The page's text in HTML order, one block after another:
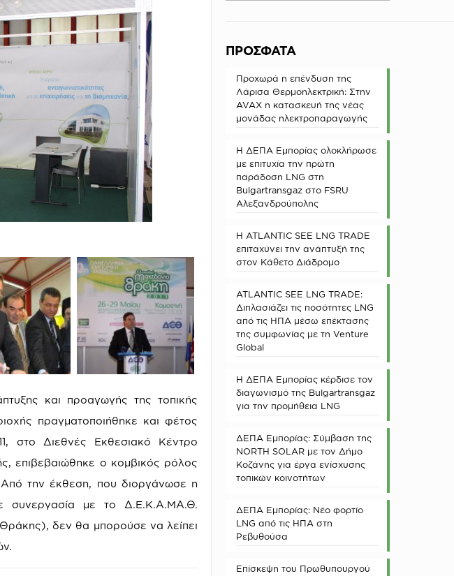
και προαγωγής της τοπικής
πραγματοποιήθηκε και φέτος
στο Διεθνές Εκθεσιακό Κέντρο
επιβεβαιώθηκε ο κομβικός ρόλος
Από την έκθεση, που διοργάνωσε η
συνεργασία με το Δ.Ε.Κ.Α.ΜΑ.Θ.
δεν θα μπορούσε να λείπει
ΠΡΟΣΦΑΤΑ
Προχωρά η επένδυση της
Λάρισα Θερμοηλεκτρική: Στην
AVAX η κατασκευή της νέας
μονάδας ηλεκτροπαραγωγής
Η ΔΕΠΑ Εμπορίας ολοκλήρωσε
με επιτυχία την πρώτη
παράδοση LNG στη
Bulgartransgaz στο FSRU
Αλεξανδρούπολης
Η ATLANTIC SEE LNG TRADE
επιταχύνει την ανάπτυξή της
στον Κάθετο Διάδρομο
ATLANTIC SEE LNG TRADE:
Διπλασιάζει τις ποσότητες LNG
από τις ΗΠΑ μέσω επέκτασης
της συμφωνίας με τη Venture
Global
Η ΔΕΠΑ Εμπορίας κέρδισε τον
διαγωνισμό της Bulgartransgaz
για την προμήθεια LNG
ΔΕΠΑ Εμπορίας: Σύμβαση της
NORTH SOLAR με τον Δήμο
Κοζάνης για έργα ενίσχυσης
τοπικών κοινοτήτων
ΔΕΠΑ Εμπορίας: Νέο φορτίο
LNG από τις ΗΠΑ στη
Ρεβυθούσα
Επίσκεψη του Πρωθυπουργού